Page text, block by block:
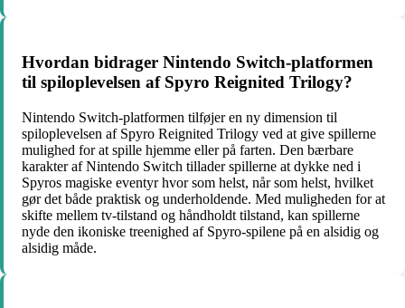
Hvordan bidrager Nintendo Switch-platformen
til spiloplevelsen af Spyro Reignited Trilogy?
Nintendo Switch-platformen tilføjer en ny dimension til
spiloplevelsen af Spyro Reignited Trilogy ved at give spillerne
mulighed for at spille hjemme eller på farten. Den bærbare
karakter af Nintendo Switch tillader spillerne at dykke ned i
Spyros magiske eventyr hvor som helst, når som helst, hvilket
gør det både praktisk og underholdende. Med muligheden for at
skifte mellem tv-tilstand og håndholdt tilstand, kan spillerne
nyde den ikoniske treenighed af Spyro-spilene på en alsidig og
alsidig måde.